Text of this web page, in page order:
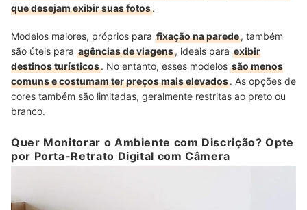
que desejam exibir suas fotos.
Modelos maiores, próprios para fixação na parede, também
são úteis para agências de viagens, ideais para exibir
destinos turísticos. No entanto, esses modelos são menos
comuns e costumam ter preços mais elevados. As opções de
cores também são limitadas, geralmente restritas ao preto ou
branco.
Quer Monitorar o Ambiente com Discrição? Opte
por Porta-Retrato Digital com Câmera